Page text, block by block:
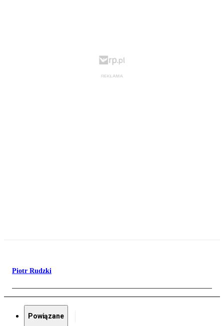
Piotr Rudzki
Powiązane